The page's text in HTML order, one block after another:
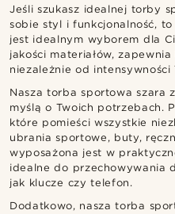
Jeśli szukasz idealnej torby
sobie styl i funkcjonalność,
jest idealnym wyborem dla
jakości materiałów,
niezależnie od intensywności
Nasza torba sportowa szara
myślą o Twoich potrzebach.
które pomieści wszystkie
ubrania sportowe, buty,
wyposażona jest w
idealne do przechowywania
jak klucze czy telefon.
Dodatkowo, nasza torba